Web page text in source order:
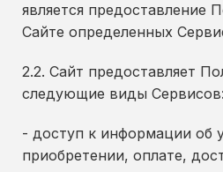
является предоставление
Сайте определенных
2.2. Сайт предоставляет
следующие виды Сервисов:
- доступ к информации об
приобретении, оплате,